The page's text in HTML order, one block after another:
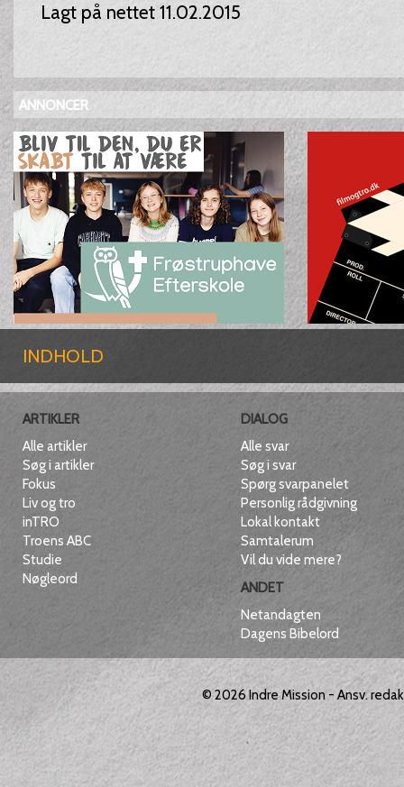
Lagt på nettet 11.02.2015
ANNONCER
INDHOLD
ARTIKLER
Alle artikler
Søg i artikler
Fokus
Liv og tro
inTRO
Troens ABC
Studie
Nøgleord
DIALOG
Alle svar
Søg i svar
Spørg svarpanelet
Personlig rådgivning
Lokal kontakt
Samtalerum
Vil du vide mere?
ANDET
Netandagten
Dagens Bibelord
© 2026Indre Mission - Ansv.